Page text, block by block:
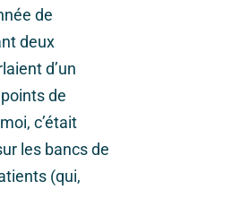
de
deux
d’un
de
c’était
les bancs de
(qui,